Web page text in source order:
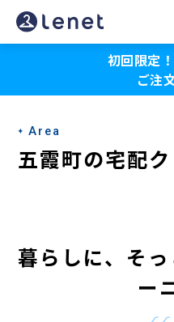
五
霞
の
宅
配
ー
初回限定
ご注
Area
五霞町の宅配
暮らしに、そ
ー